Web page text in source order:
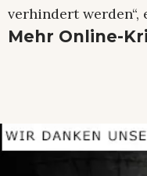
verhindert werden“,
Mehr Online-